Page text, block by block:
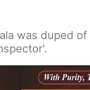
was duped of